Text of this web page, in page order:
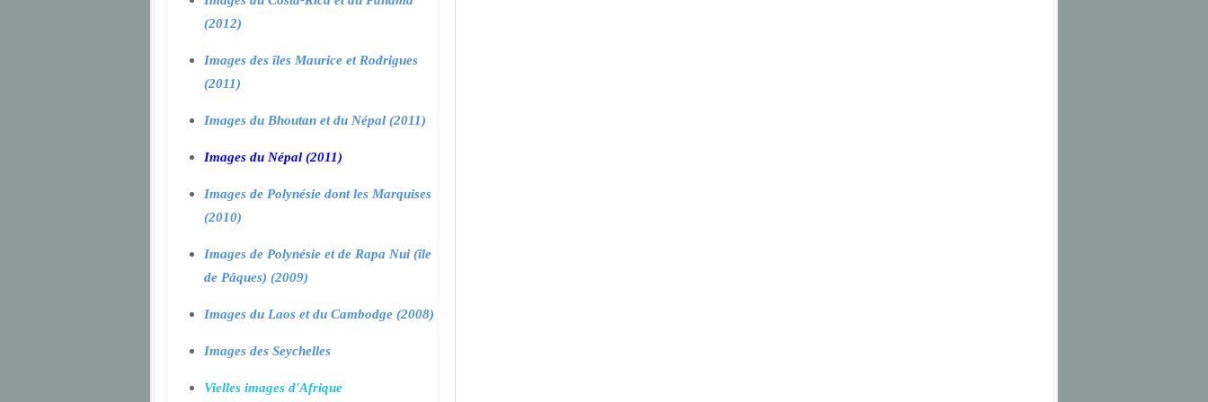
(2012)
Images des îles Maurice et Rodrigues
(2011)
Images du Bhoutan et du Népal (2011)
Images du Népal (2011)
Images de Polynésie dont les Marquises
(2010)
Images de Polynésie et de Rapa Nui (île
de Pâques) (2009)
Images du Laos et du Cambodge (2008)
Images des Seychelles
Vielles images d'Afrique